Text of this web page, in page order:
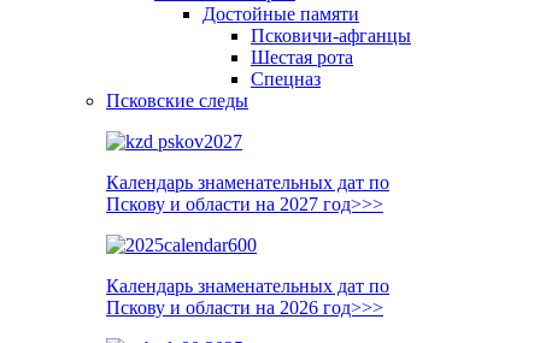
Достойные памяти
Псковичи-афганцы
Шестая рота
Спецназ
Псковские следы
Календарь знаменательных дат по
Пскову и области на 2027 год>>>
Календарь знаменательных дат по
Пскову и области на 2026 год>>>